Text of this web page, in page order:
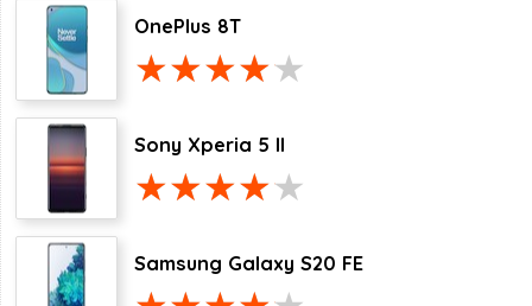
OnePlus 8T
Sony Xperia 5 II
Samsung Galaxy S20 FE